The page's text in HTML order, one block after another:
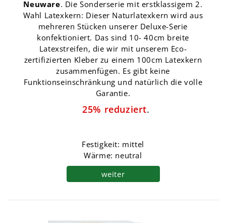
Neuware. Die Sonderserie mit erstklassigem 2.
Wahl Latexkern: Dieser Naturlatexkern wird aus
mehreren Stücken unserer Deluxe-Serie
konfektioniert. Das sind 10- 40cm breite
Latexstreifen, die wir mit unserem Eco-
zertifizierten Kleber zu einem 100cm Latexkern
zusammenfügen. Es gibt keine
Funktionseinschränkung und natürlich die volle
Garantie.
25% reduziert.
Festigkeit: mittel
Wärme: neutral
weiter